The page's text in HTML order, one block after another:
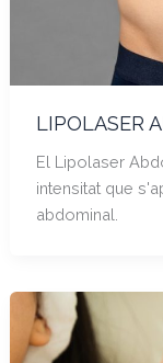
LIPOLASER
El Lipolaser
intensitat que
abdominal.